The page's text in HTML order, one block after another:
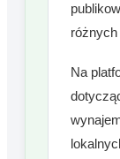
różnych
Na